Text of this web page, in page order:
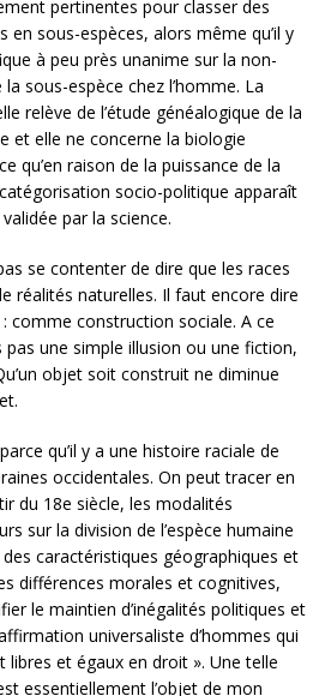
pertinentes pour classer des
en sous-espèces, alors même qu’il y
à peu près unanime sur la non-
sous-espèce chez l’homme. La
relève de l’étude généalogique de la
et elle ne concerne la biologie
qu’en raison de la puissance de la
socio-politique apparaît
par la science.
se contenter de dire que les races
réalités naturelles. Il faut encore dire
comme construction sociale. A ce
une simple illusion ou une fiction,
objet soit construit ne diminue
qu’il y a une histoire raciale de
occidentales. On peut tracer en
du 18e siècle, les modalités
sur la division de l’espèce humaine
caractéristiques géographiques et
différences morales et cognitives,
le maintien d’inégalités politiques et
universaliste d’hommes qui
libres et égaux en droit ». Une telle
essentiellement l’objet de mon